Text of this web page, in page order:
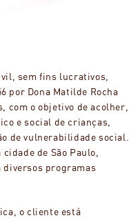
sem fins lucrativos,
por Dona Matilde Rocha
com o objetivo de acolher,
e social de crianças,
de vulnerabilidade social.
de São Paulo,
diversos programas
o cliente está